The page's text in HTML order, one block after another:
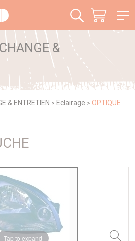
&
& ENTRETIEN > Eclairage > OPTIQUE
Tap to expand